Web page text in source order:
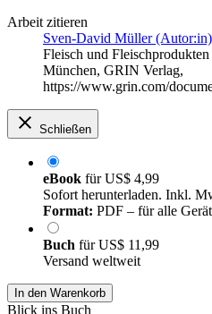
Arbeit zitieren
Sven-David Müller (Autor:in)
Fleisch und
München, GRIN Verlag,
https://www.grin.com/
Schließen
eBook fürUS$ 4,99
Sofort herunterladen. Inkl.
Format: PDF – für alle
Buch fürUS$ 11,99
Versand weltweit
In den Warenkorb
Blick ins Buch